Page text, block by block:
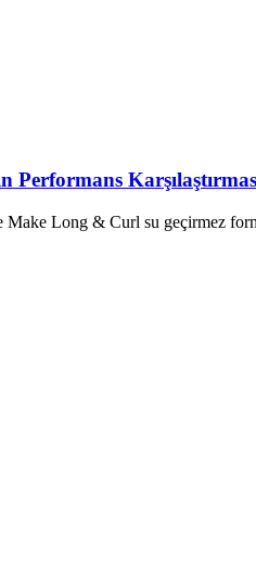
Make Long & Curl su geçirmez